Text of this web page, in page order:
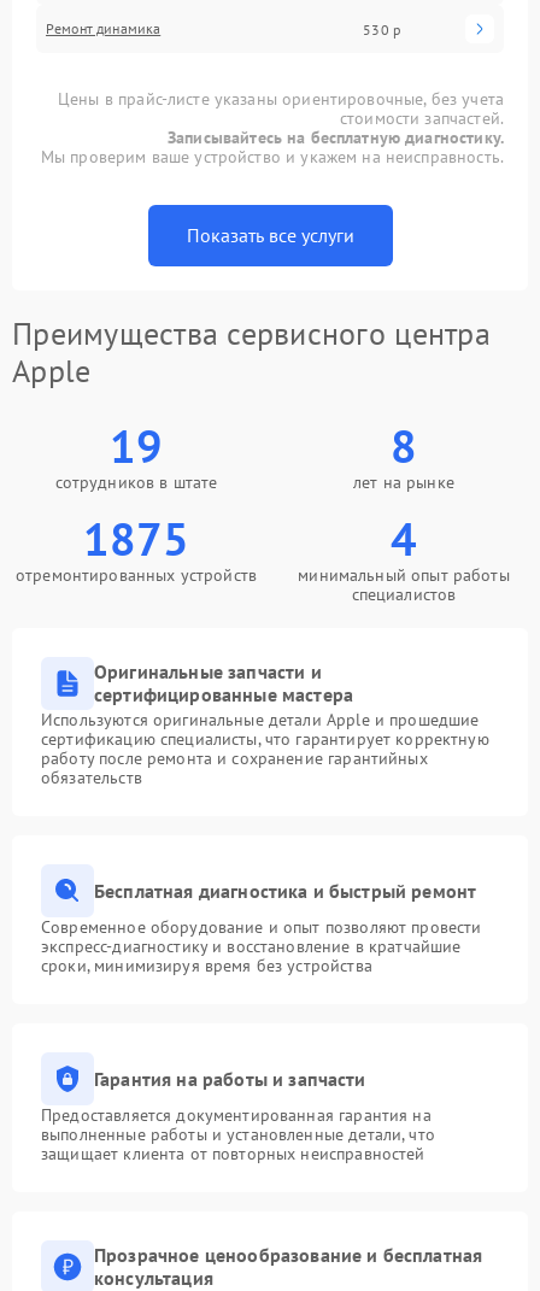
Ремонт динамика 530 р
Цены в прайс-листе указаны ориентировочные, без учета
стоимости запчастей.
Записывайтесь на бесплатную диагностику.
Мы проверим ваше устройство и укажем на неисправность.
Показать все услуги
Преимущества сервисного центра
Apple
19
сотрудников в штате
8
лет на рынке
1875
отремонтированных устройств
4
минимальный опыт работы
специалистов
Оригинальные запчасти и
сертифицированные мастера
Используются оригинальные детали Apple и прошедшие
сертификацию специалисты, что гарантирует корректную
работу после ремонта и сохранение гарантийных
обязательств
Бесплатная диагностика и быстрый ремонт
Современное оборудование и опыт позволяют провести
экспресс-диагностику и восстановление в кратчайшие
сроки, минимизируя время без устройства
Гарантия на работы и запчасти
Предоставляется документированная гарантия на
выполненные работы и установленные детали, что
защищает клиента от повторных неисправностей
Прозрачное ценообразование и бесплатная
консультация